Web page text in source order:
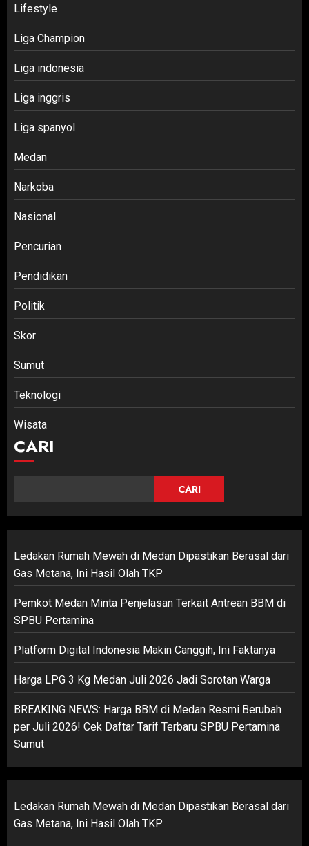
Lifestyle
Liga Champion
Liga indonesia
Liga inggris
Liga spanyol
Medan
Narkoba
Nasional
Pencurian
Pendidikan
Politik
Skor
Sumut
Teknologi
Wisata
CARI
CARI
Ledakan Rumah Mewah di Medan Dipastikan Berasal dari
Gas Metana, Ini Hasil Olah TKP
Pemkot Medan Minta Penjelasan Terkait Antrean BBM di
SPBU Pertamina
Platform Digital Indonesia Makin Canggih, Ini Faktanya
Harga LPG 3 Kg Medan Juli 2026 Jadi Sorotan Warga
BREAKING NEWS: Harga BBM di Medan Resmi Berubah
per Juli 2026! Cek Daftar Tarif Terbaru SPBU Pertamina
Sumut
Ledakan Rumah Mewah di Medan Dipastikan Berasal dari
Gas Metana, Ini Hasil Olah TKP